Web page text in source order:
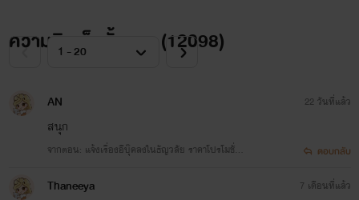
ความคิดเห็นทั้งหมด (12098)
AN
สนุก
จากตอน: แจ้งเรื่องอีบุ๊คลงในธัญวลัย ราคาโปรโมชั่น
22 วันที่แล้ว
ตอบกลับ
Thaneeya
7 เดือนที่แล้ว